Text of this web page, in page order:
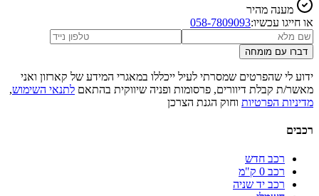
מענה מהיר
או חייגו עכשיו:058-7809093
דברו עם מומחה
ידוע לי שהפרטים שמסרתי לעיל ייכללו במאגרי המידע של קארזון ואני
מאשר/ת קבלת דיוורים, פרסומות ופניה שיווקית בהתאם לתנאי השימוש,
מדיניות הפרטיות וחוק הגנת הצרכן
רכבים
רכב חדש
רכב 0 ק"מ
רכב יד שניה